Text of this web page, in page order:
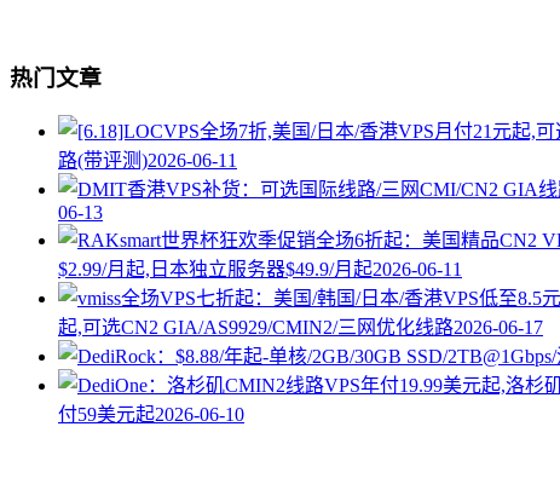
热门文章
路(带评测)2026-06-11
06-13
$2.99/月起,日本独立服务器$49.9/月起2026-06-11
起,可选CN2 GIA/AS9929/CMIN2/三网优化线路2026-06-17
付59美元起2026-06-10